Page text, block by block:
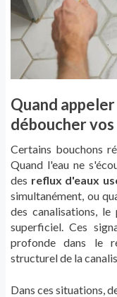
Quand
déboucher
Certains bouchons
Quand l'eau ne
des reflux d'eaux
simultanément, ou
des canalisations,
superficiel. Ces
profonde dans le
structurel de la
Dans ces situations,